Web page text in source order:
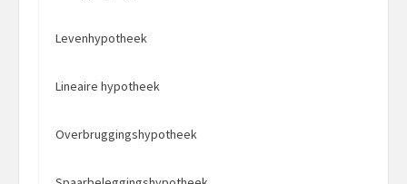
Levenhypotheek
Lineaire hypotheek
Overbruggingshypotheek